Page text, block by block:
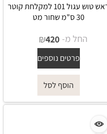
ראש טוש עגול 101 למקלחת קוטר
30 ס"מ שחור מט
החל מ- ₪420
פרטים נוספים
הוסף לסל